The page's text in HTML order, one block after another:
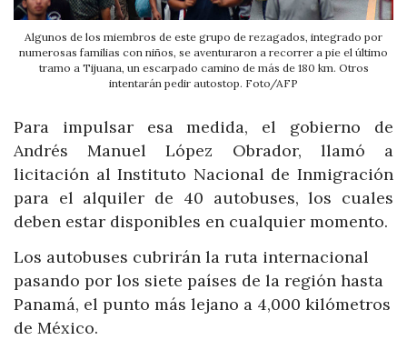
Algunos de los miembros de este grupo de rezagados, integrado por
numerosas familias con niños, se aventuraron a recorrer a pie el último
tramo a Tijuana, un escarpado camino de más de 180 km. Otros
intentarán pedir autostop. Foto/AFP
Para impulsar esa medida, el gobierno de
Andrés Manuel López Obrador, llamó a
licitación al Instituto Nacional de Inmigración
para el alquiler de 40 autobuses, los cuales
deben estar disponibles en cualquier momento.
Los autobuses cubrirán la ruta internacional
pasando por los siete países de la región hasta
Panamá, el punto más lejano a 4,000 kilómetros
de México.